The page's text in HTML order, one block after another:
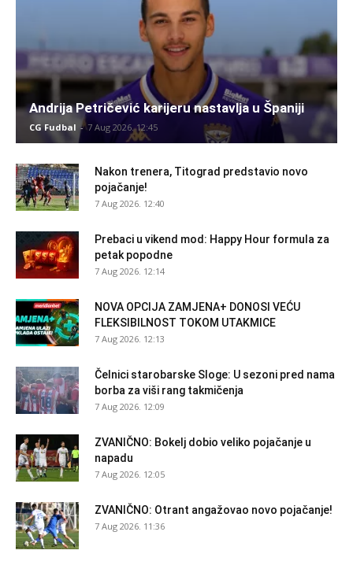
Andrija Petričević karijeru nastavlja u Španiji
CG Fudbal - 7 Aug 2026. 12:45
Nakon trenera, Titograd predstavio novo
pojačanje!
7 Aug 2026. 12:40
Prebaci u vikend mod: Happy Hour formula za
petak popodne
7 Aug 2026. 12:14
NOVA OPCIJA ZAMJENA+ DONOSI VEĆU
FLEKSIBILNOST TOKOM UTAKMICE
7 Aug 2026. 12:13
Čelnici starobarske Sloge: U sezoni pred nama
borba za viši rang takmičenja
7 Aug 2026. 12:09
ZVANIČNO: Bokelj dobio veliko pojačanje u
napadu
7 Aug 2026. 12:05
ZVANIČNO: Otrant angažovao novo pojačanje!
7 Aug 2026. 11:36